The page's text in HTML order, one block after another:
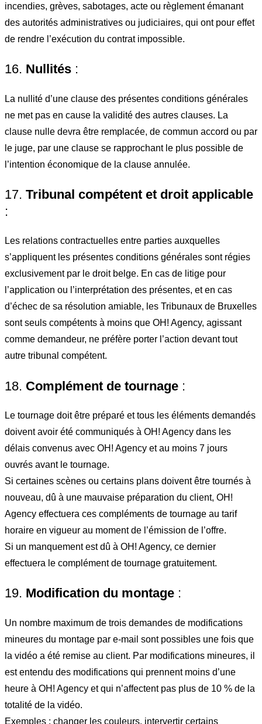
incendies, grèves, sabotages, acte ou règlement émanant
des autorités administratives ou judiciaires, qui ont pour effet
de rendre l’exécution du contrat impossible.
16. Nullités :
La nullité d’une clause des présentes conditions générales
ne met pas en cause la validité des autres clauses. La
clause nulle devra être remplacée, de commun accord ou par
le juge, par une clause se rapprochant le plus possible de
l’intention économique de la clause annulée.
17. Tribunal compétent et droit applicable
:
Les relations contractuelles entre parties auxquelles
s’appliquent les présentes conditions générales sont régies
exclusivement par le droit belge. En cas de litige pour
l’application ou l’interprétation des présentes, et en cas
d’échec de sa résolution amiable, les Tribunaux de Bruxelles
sont seuls compétents à moins que OH! Agency, agissant
comme demandeur, ne préfère porter l’action devant tout
autre tribunal compétent.
18. Complément de tournage :
Le tournage doit être préparé et tous les éléments demandés
doivent avoir été communiqués à OH! Agency dans les
délais convenus avec OH! Agency et au moins 7 jours
ouvrés avant le tournage.
Si certaines scènes ou certains plans doivent être tournés à
nouveau, dû à une mauvaise préparation du client, OH!
Agency effectuera ces compléments de tournage au tarif
horaire en vigueur au moment de l’émission de l’offre.
Si un manquement est dû à OH! Agency, ce dernier
effectuera le complément de tournage gratuitement.
19. Modification du montage :
Un nombre maximum de trois demandes de modifications
mineures du montage par e-mail sont possibles une fois que
la vidéo a été remise au client. Par modifications mineures, il
est entendu des modifications qui prennent moins d’une
heure à OH! Agency et qui n’affectent pas plus de 10 % de la
totalité de la vidéo.
Exemples : changer les couleurs, intervertir certains